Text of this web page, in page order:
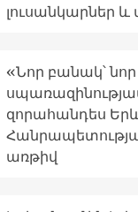
լուսանկարներ և
«Նոր բանակ՝ նոր
զորահանդես
առթիվ